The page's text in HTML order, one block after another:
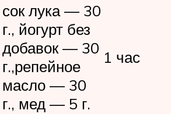
сок лука — 30
г., йогурт без
добавок — 30
г.,репейное
масло — 30
г., мед — 5 г.
1 час